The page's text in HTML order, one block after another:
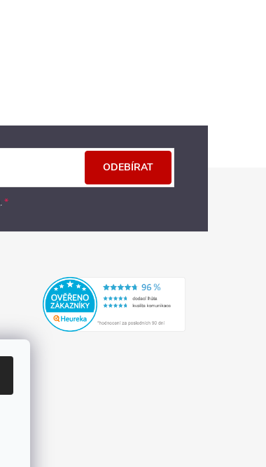
.
ODEBÍRAT